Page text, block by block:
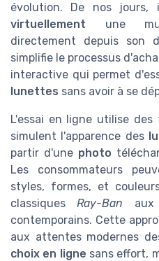
évolution. De nos jours,
virtuellement une
directement depuis son
simplifie le processus
interactive qui permet
lunettes sans avoir à se
L'essai en ligne utilise des
simulent l'apparence des
partir d'une photo
Les consommateurs
styles, formes, et
classiquesRay-Ban aux
contemporains. Cette
aux attentes modernes
choix en ligne sans effort,